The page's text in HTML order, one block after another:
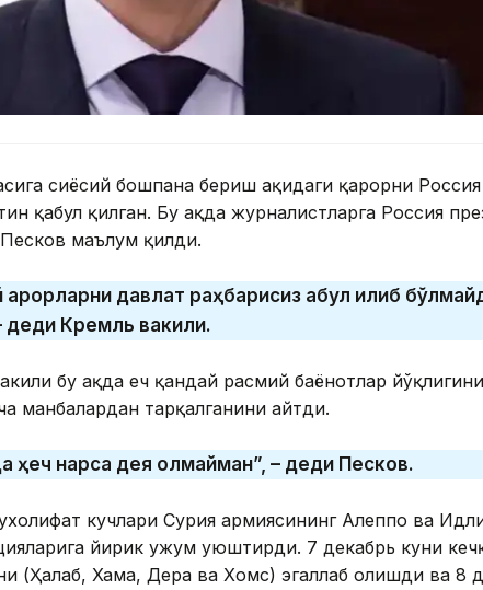
сиёсий бошпана бериш ҳақидаги қарорни Россия
қабул қилган. Бу ҳақда журналистларга Россия
маълум қилди.
давлат раҳбарисиз қабул қилиб
деди Кремль вакили.
бу ҳақда ҳеч қандай расмий баёнотлар йўқлигини
манбалардан тарқалганини айтди.
ҳеч нарса дея олмайман”, – деди Песков.
кучлари Сурия армиясининг Алеппо ва
йирик ҳужум уюштирди. 7 декабрь куни
(Ҳалаб, Хама, Дера ва Хомс) эгаллаб олишди ва 8